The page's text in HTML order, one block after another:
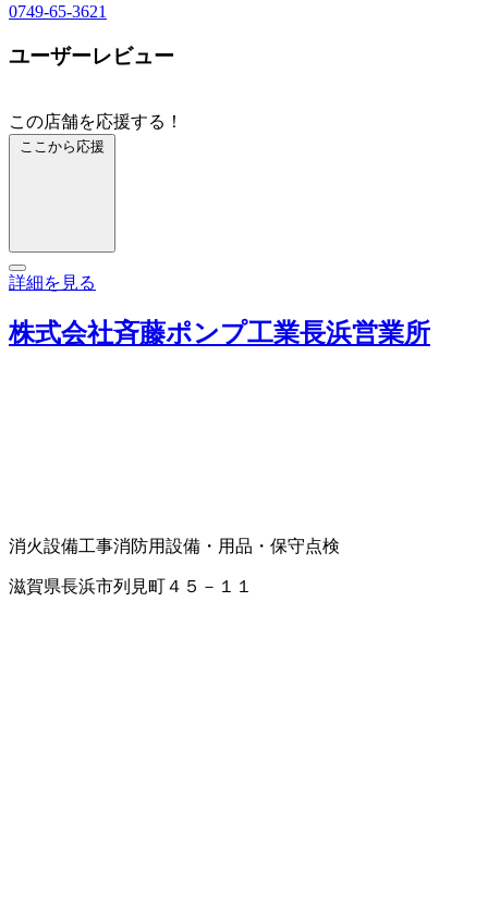
0749-65-3621
ユーザーレビュー
この店舗を応援する！
ここから応援
詳細を見る
株式会社斉藤ポンプ工業長浜営業所
消火設備工事消防用設備・用品・保守点検
滋賀県長浜市列見町４５－１１